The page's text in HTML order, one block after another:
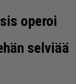
operoi
selviää